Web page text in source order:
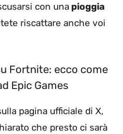
con una pioggia
riscattare anche voi
Fortnite: ecco come
Epic Games
pagina ufficiale di X,
che presto ci sarà